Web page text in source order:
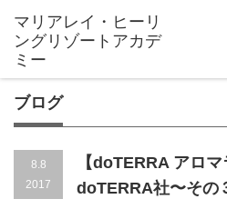
ブログ
8.8
2017
【doTERRA アロ
doTERRA社〜その